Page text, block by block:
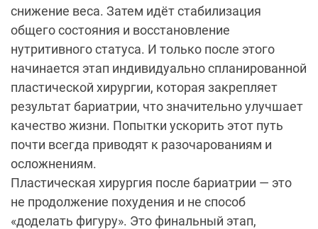
снижение веса. Затем идёт стабилизация
общего состояния и восстановление
нутритивного статуса. И только после этого
начинается этап индивидуально спланированной
пластической хирургии, которая закрепляет
результат бариатрии, что значительно улучшает
качество жизни. Попытки ускорить этот путь
почти всегда приводят к разочарованиям и
осложнениям.
Пластическая хирургия после бариатрии — это
не продолжение похудения и не способ
«доделать фигуру». Это финальный этап,